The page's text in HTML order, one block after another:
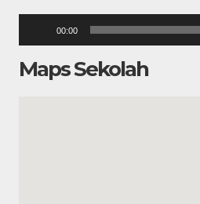
00:00
Maps Sekolah